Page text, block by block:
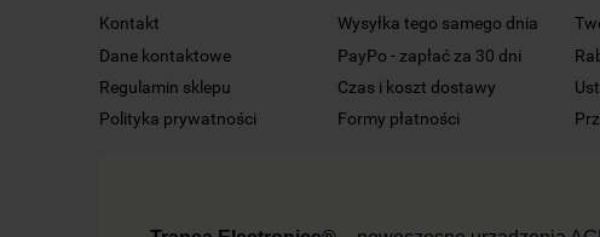
Kontakt
Dane kontaktowe
Regulamin sklepu
Polityka prywatności
Wysyłka tego samego dnia
PayPo - zapłać za 30 dni
Czas i koszt dostawy
Formy płatności